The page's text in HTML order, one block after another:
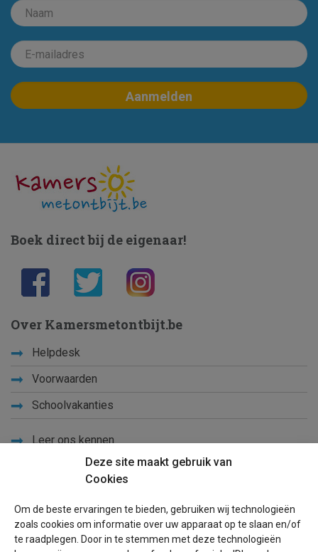
Deze site maakt gebruik van
Cookies
Om de beste ervaringen te bieden, gebruiken wij technologieën
zoals cookies om informatie over uw apparaat op te slaan en/of
te raadplegen. Door in te stemmen met deze technologieën
Boek direct bij de eigenaar!
Over Kamersmetontbijt.be
Helpdesk
Voorwaarden
Schoolvakanties
Leer ons kennen
Sitemap
Blog